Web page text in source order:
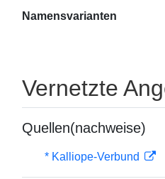
Namensvarianten
Vernetzte
Quellen(nachweise)
* Kalliope-Verbund